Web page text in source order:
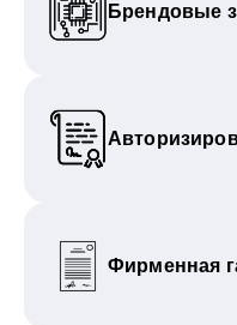
Брендовые
Фирменная